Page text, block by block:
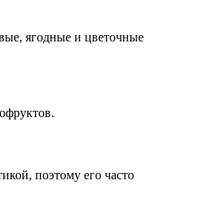
ягодные и цветочные
поэтому его часто